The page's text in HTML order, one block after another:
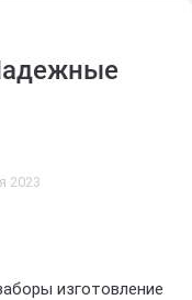
2023
изготовление